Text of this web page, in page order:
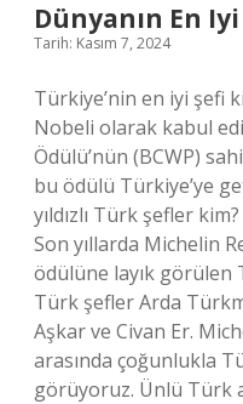
Dünyanın En
Tarih: Kasım 7, 2024
Türkiye’nin en iyi şefi
Nobeli olarak kabul
Ödülü’nün (BCWP)
bu ödülü Türkiye’ye
yıldızlı Türk şefler
Son yıllarda Michelin
ödülüne layık görülen
Türk şefler Arda
Aşkar ve Civan Er.
arasında çoğunlukla
görüyoruz. Ünlü Türk